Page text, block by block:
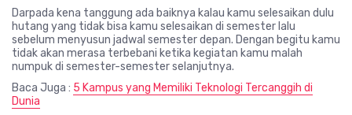
Darpada kena tanggung ada baiknya kalau kamu selesaikan dulu
hutang yang tidak bisa kamu selesaikan di semester lalu
sebelum menyusun jadwal semester depan. Dengan begitu kamu
tidak akan merasa terbebani ketika kegiatan kamu malah
numpuk di semester-semester selanjutnya.
Baca Juga : 5 Kampus yang Memiliki Teknologi Tercanggih di
Dunia